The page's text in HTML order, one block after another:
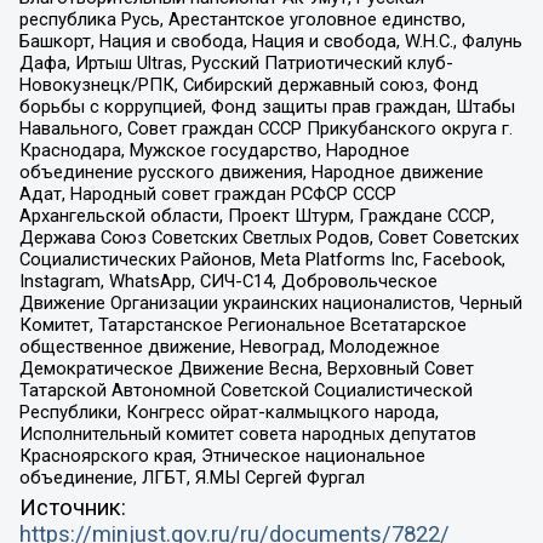
республика Русь, Арестантское уголовное единство,
Башкорт, Нация и свобода, Нация и свобода, W.H.С., Фалунь
Дафа, Иртыш Ultras, Русский Патриотический клуб-
Новокузнецк/РПК, Сибирский державный союз, Фонд
борьбы с коррупцией, Фонд защиты прав граждан, Штабы
Навального, Совет граждан СССР Прикубанского округа г.
Краснодара, Мужское государство, Народное
объединение русского движения, Народное движение
Адат, Народный совет граждан РСФСР СССР
Архангельской области, Проект Штурм, Граждане СССР,
Держава Союз Советских Светлых Родов, Совет Советских
Социалистических Районов, Meta Platforms Inc, Facebook,
Instagram, WhatsApp, СИЧ-С14, Добровольческое
Движение Организации украинских националистов, Черный
Комитет, Татарстанское Региональное Всетатарское
общественное движение, Невоград, Молодежное
Демократическое Движение Весна, Верховный Совет
Татарской Автономной Советской Социалистической
Республики, Конгресс ойрат-калмыцкого народа,
Исполнительный комитет совета народных депутатов
Красноярского края, Этническое национальное
объединение, ЛГБТ, Я.МЫ Сергей Фургал
Источник:
https://minjust.gov.ru/ru/documents/7822/